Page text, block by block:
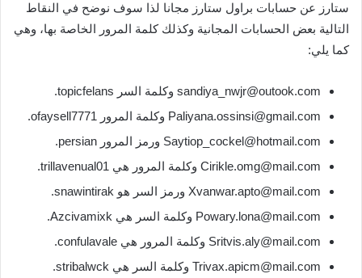
ستارز عن حسابات براول ستارز مجانا لذا سوف نوضح في النقاط
التالية بعض الحسابات المجانية وكذلك كلمة المرور الخاصة بها، وهي
كما يلي:
sandiya_nwjr@outook.com وكلمة السر topicfelans.
Paliyana.ossinsi@gmail.com وكلمة المرور ofaysell7771.
Saytiop_cockel@hotmail.com ورمز المرور persian.
Cirikle.omg@mail.com وكلمة المرور هي trillavenual01.
Xvanwar.apto@mail.com ورمز السر هو snawintirak.
Powary.lona@mail.com وكلمة السر هي Azcivamixk.
Sritvis.aly@mail.com وكلمة المرور هي confulavale.
Trivax.apicm@mail.com وكلمة السر هي stribalwck.